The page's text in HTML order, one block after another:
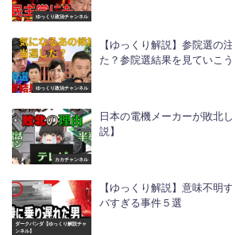
ゆっくり政治チャンネル
ゆっくり政治チャンネル
【ゆっくり解説】参院選の
た？参院選結果を見ていこう
カカチャンネル
日本の電機メーカーが敗北
説】
ダークパンダ【ゆっくり解説チャ
ンネル】
【ゆっくり解説】意味不
バすぎる事件５選